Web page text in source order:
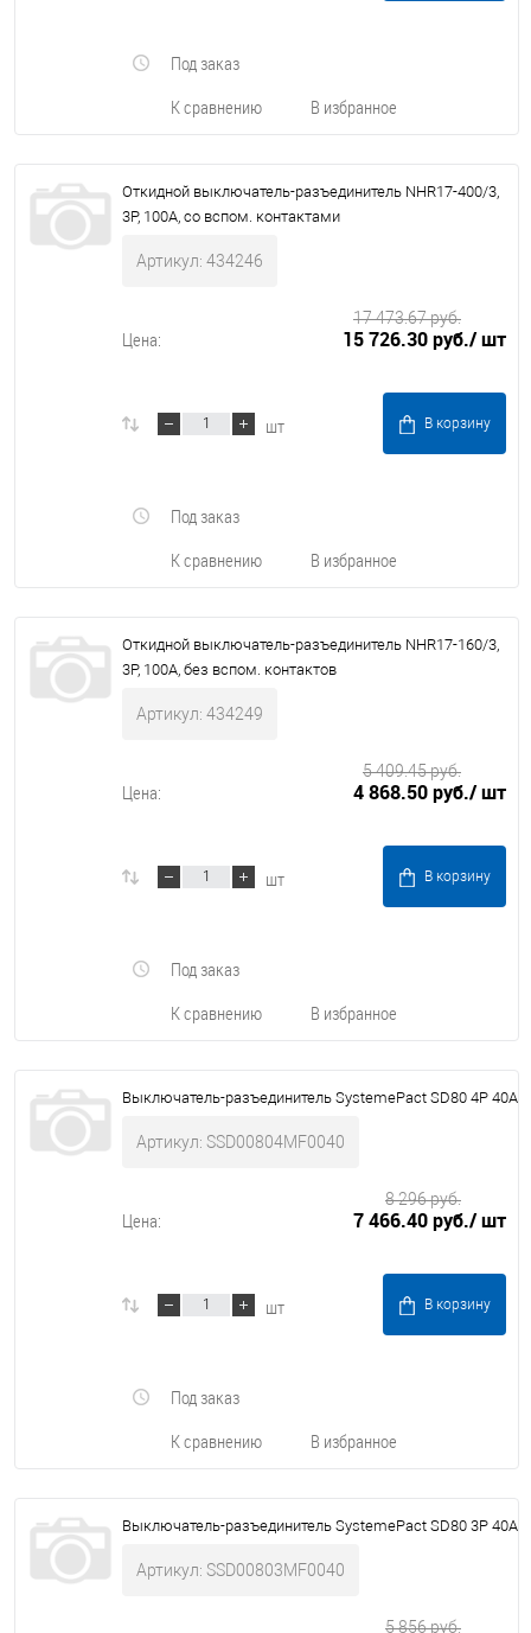
К сравнению В избранное
Под заказ
Откидной выключатель-разъединитель NHR17-400/3,
3P, 100А, со вспом. контактами
Артикул: 434246
Цена: 15 726.30 руб./ шт
17 473.67 руб.
шт В корзину
К сравнению В избранное
Под заказ
Откидной выключатель-разъединитель NHR17-160/3,
3P, 100А, без вспом. контактов
Артикул: 434249
Цена: 4 868.50 руб./ шт
5 409.45 руб.
шт В корзину
К сравнению В избранное
Под заказ
Выключатель-разъединитель SystemePact SD80 4P 40A
Артикул: SSD00804MF0040
Цена: 7 466.40 руб./ шт
8 296 руб.
шт В корзину
К сравнению В избранное
Под заказ
Выключатель-разъединитель SystemePact SD80 3P 40A
Артикул: SSD00803MF0040
5 856 руб.